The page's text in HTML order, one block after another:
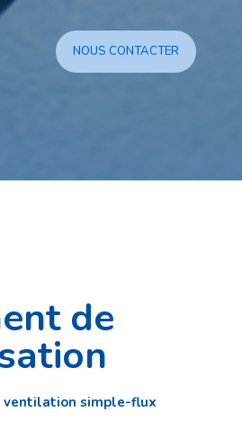
NOUS CONTACTER
de
ventilation simple-flux